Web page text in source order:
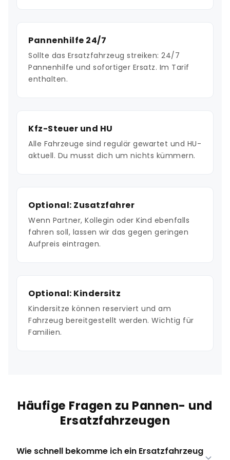
Pannenhilfe 24/7
Sollte das Ersatzfahrzeug streiken: 24/7
Pannenhilfe und sofortiger Ersatz. Im Tarif
enthalten.
Kfz-Steuer und HU
Alle Fahrzeuge sind regulär gewartet und HU-
aktuell. Du musst dich um nichts kümmern.
Optional: Zusatzfahrer
Wenn Partner, Kollegin oder Kind ebenfalls
fahren soll, lassen wir das gegen geringen
Aufpreis eintragen.
Optional: Kindersitz
Kindersitze können reserviert und am
Fahrzeug bereitgestellt werden. Wichtig für
Familien.
Häufige Fragen zu Pannen- und
Ersatzfahrzeugen
Wie schnell bekomme ich ein Ersatzfahrzeug